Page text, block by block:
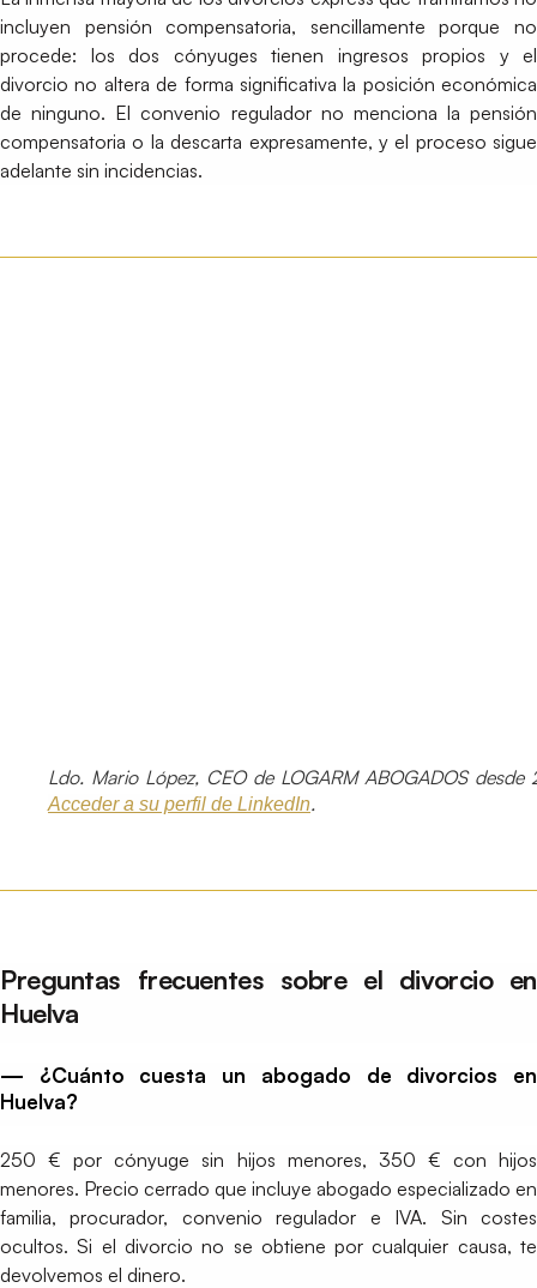
incluyen pensión compensatoria, sencillamente porque no
procede: los dos cónyuges tienen ingresos propios y el
divorcio no altera de forma significativa la posición económica
de ninguno. El convenio regulador no menciona la pensión
compensatoria o la descarta expresamente, y el proceso sigue
adelante sin incidencias.
Ldo. Mario López, CEO de LOGARM ABOGADOS desde
Acceder a su perfil de LinkedIn.
Preguntas frecuentes sobre el divorcio en
Huelva
— ¿Cuánto cuesta un abogado de divorcios en
Huelva?
250 € por cónyuge sin hijos menores, 350 € con hijos
menores. Precio cerrado que incluye abogado especializado en
familia, procurador, convenio regulador e IVA. Sin costes
ocultos. Si el divorcio no se obtiene por cualquier causa, te
devolvemos el dinero.